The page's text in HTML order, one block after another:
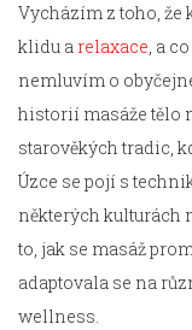
Vycházím z toho, že
klidu a relaxace, a
nemluvím o
historií masáže tělo
starověkých tradic,
Úzce se pojí s
některých kulturách
to, jak se masáž
adaptovala se na
wellness.